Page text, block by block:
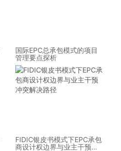
国际EPC总承包模式的项目
管理要点探析
FIDIC银皮书模式下EPC承包
商设计权边界与业主干预冲